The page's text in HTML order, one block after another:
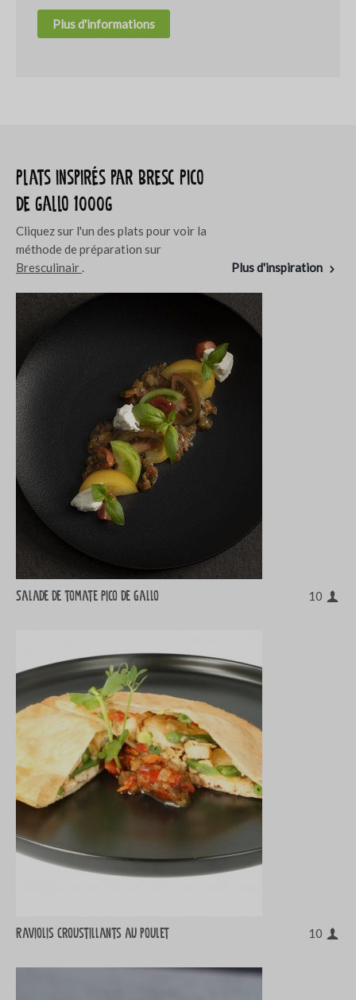
Plus d'informations
Plats inspirés par Bresc Pico
de gallo 1000g
Cliquez sur l'un des plats pour voir la
méthode de préparation sur
Bresculinair . Plus d'inspiration
Salade de tomate Pico de Gallo 10
Raviolis croustillants au poulet 10